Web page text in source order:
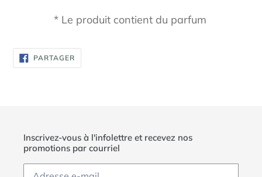
* Le produit contient du parfum
PARTAGERPARTAGER
SUR
FACEBOOK
Inscrivez-vous à l'infolettre et recevez nos
promotions par courriel